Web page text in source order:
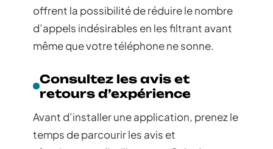
offrent la possibilité de réduire le nombre
d’appels indésirables en les filtrant avant
même que votre téléphone ne sonne.
Consultez les avis et
retours d’expérience
Avant d’installer une application, prenez le
temps de parcourir les avis et